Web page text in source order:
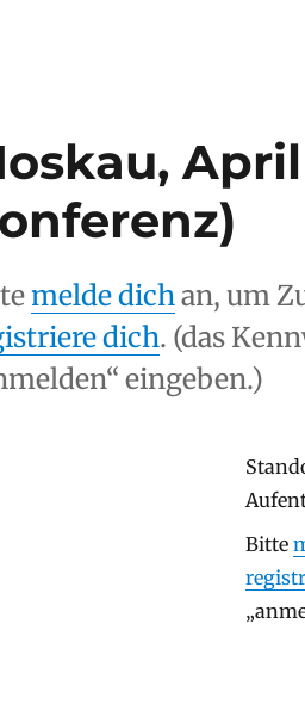
April
melde dichan, um
dich. (das
eingeben.)
Stay
Bitte